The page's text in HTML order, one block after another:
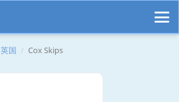
英国 Cox Skips